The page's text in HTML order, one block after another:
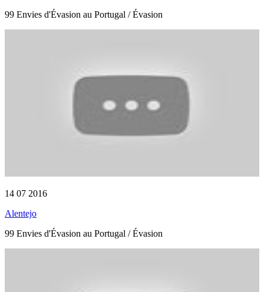
99 Envies d'Évasion au Portugal / Évasion
14 07 2016
Alentejo
99 Envies d'Évasion au Portugal / Évasion